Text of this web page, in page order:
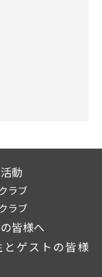
動
ラブ
ラブ
皆様へ
とゲストの皆様